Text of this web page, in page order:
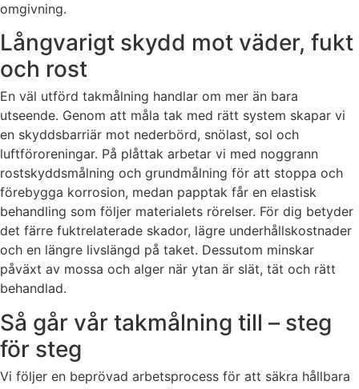
omgivning.
Långvarigt skydd mot väder, fukt
och rost
En väl utförd takmålning handlar om mer än bara
utseende. Genom att måla tak med rätt system skapar vi
en skyddsbarriär mot nederbörd, snölast, sol och
luftföroreningar. På plåttak arbetar vi med noggrann
rostskyddsmålning och grundmålning för att stoppa och
förebygga korrosion, medan papptak får en elastisk
behandling som följer materialets rörelser. För dig betyder
det färre fuktrelaterade skador, lägre underhållskostnader
och en längre livslängd på taket. Dessutom minskar
påväxt av mossa och alger när ytan är slät, tät och rätt
behandlad.
Så går vår takmålning till – steg
för steg
Vi följer en beprövad arbetsprocess för att säkra hållbara